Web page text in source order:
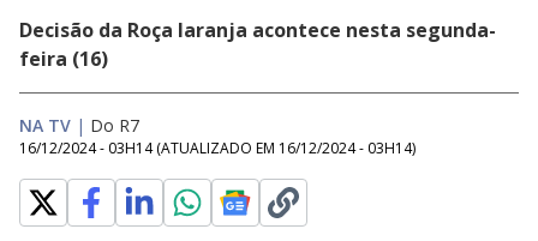
Decisão da Roça laranja acontece nesta segunda-
feira (16)
NA TV | Do R7
16/12/2024 - 03H14 (ATUALIZADO EM 16/12/2024 - 03H14)